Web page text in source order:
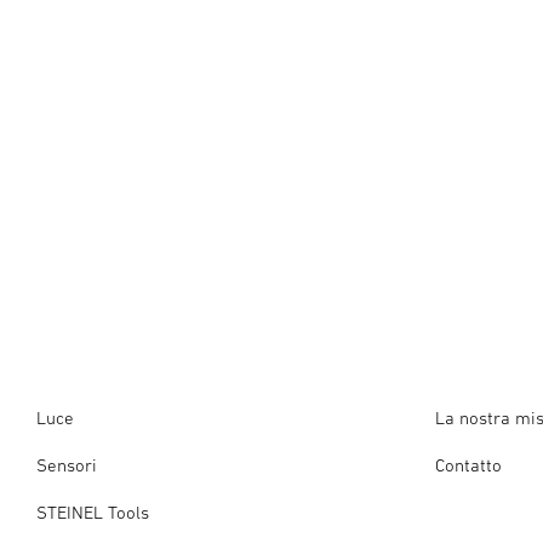
Luce
Sensori
STEINEL Tools
La nostra
Contatto